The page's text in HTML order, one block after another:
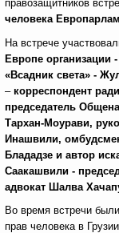
правозащитников
человека
На встрече
Европе
«Всадник света» -
– корреспондент
председатель
Тархан-Моурави,
Инашвили,
Блададзе и автор
Саакашвили -
адвокат Шалва
Во время встречи
прав человека в